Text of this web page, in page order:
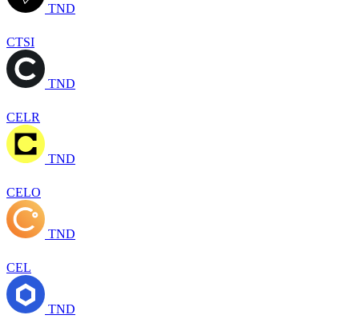
TND
CTSI
TND
CELR
TND
CELO
TND
CEL
TND